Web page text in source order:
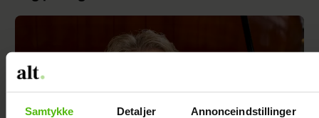
Samtykke Detaljer Annonceindstillinger